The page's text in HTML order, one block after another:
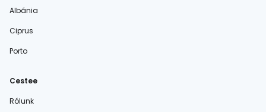
Albánia
Ciprus
Porto
Cestee
Rólunk